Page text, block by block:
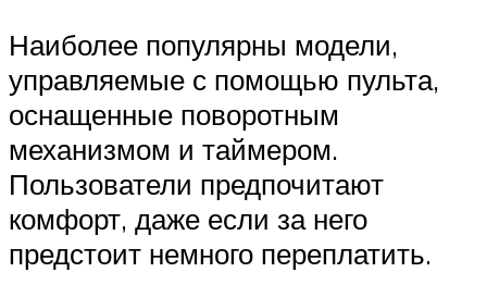
Наиболее популярны модели,
управляемые с помощью пульта,
оснащенные поворотным
механизмом и таймером.
Пользователи предпочитают
комфорт, даже если за него
предстоит немного переплатить.